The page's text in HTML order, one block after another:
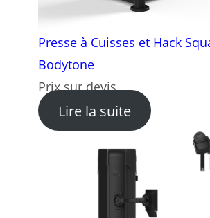
Presse à Cuisses et Hack
Bodytone
Prix sur devis
Lire la suite: Presse à